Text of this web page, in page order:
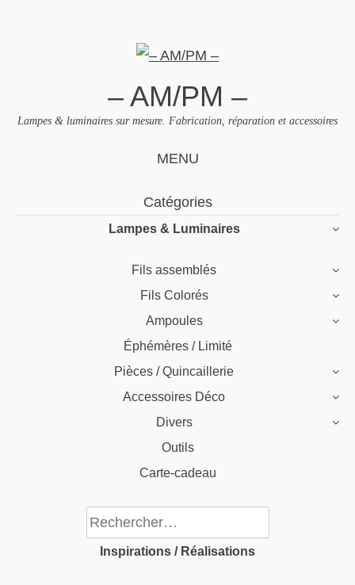
– AM/PM –
Lampes & luminaires sur mesure. Fabrication, réparation et accessoires
MENU
Catégories
Lampes & Luminaires
Fils assemblés
Fils Colorés
Ampoules
Éphémères / Limité
Pièces / Quincaillerie
Accessoires Déco
Divers
Outils
Carte-cadeau
Rechercher :
Inspirations / Réalisations